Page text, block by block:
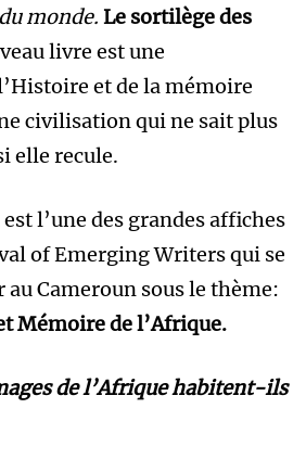
monde. Le sortilège des
livre est une
et de la mémoire
civilisation qui ne sait plus
elle recule.
l’une des grandes affiches
of Emerging Writers qui se
Cameroun sous le thème:
Mémoire de l’Afrique.
de l’Afrique habitent-ils